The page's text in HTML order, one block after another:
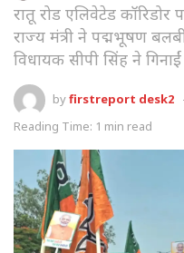
रातू रोड एलिवेटेड
राज्य मंत्री ने पद्मभूषण
विधायक सीपी सिंह ने
byfirstreport desk2
Reading Time: 1 min read